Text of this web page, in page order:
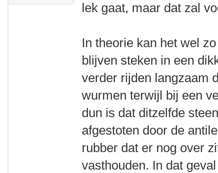
lek gaat, maar dat zal
In theorie kan het wel
blijven steken in een
verder rijden langzaam
wurmen terwijl bij een
dun is dat ditzelfde
afgestoten door de
rubber dat er nog over
vasthouden. In dat